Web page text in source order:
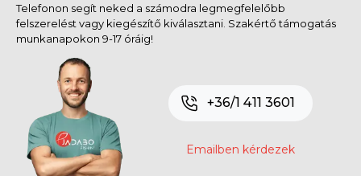
Telefonon segít neked a számodra legmegfelelőbb
felszerelést vagy kiegészítő kiválasztani. Szakértő támogatás
munkanapokon 9-17 óráig!
+36/1 411 3601
Emailben kérdezek